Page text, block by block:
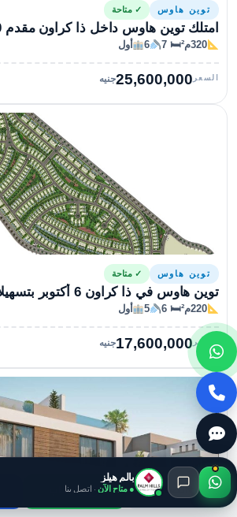
توين هاوس ✓ متاحة
امتلك توين هاوس داخل ذا كراون مقدم 10%
320م² 🛏 7
6 أول
السعر 25,600,000جنيه
توين هاوس ✓ متاحة
220م² 🛏 6
5 أول
السعر 17,600,000جنيه
اتصال واتساب
بالم هيلز
● متاح الآن · اتصل بنا